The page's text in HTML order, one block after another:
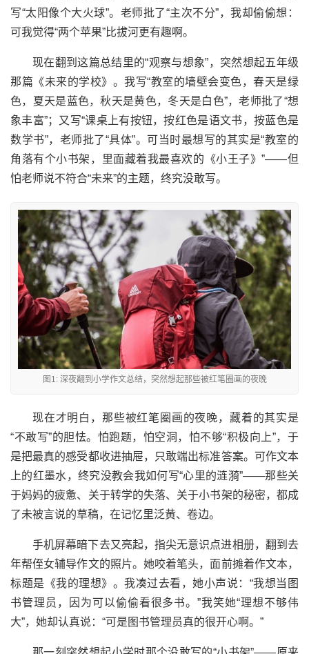
写“太阳像个大火球”。老师批了“主次不分”，我却偷偷想：
可我觉得“两个苹果”比拔河更有趣啊。
现在翻到这篇总结里的“观察与想象”，突然想起五年级
那篇《未来的学校》。我写“教室的墙壁会变色，春天是绿
色，夏天是蓝色，秋天是黄色，冬天是白色”，老师批了“想
象丰富”；又写“课桌上有按钮，按红色是语文书，按蓝色是
数学书”，老师批了“具体”。可当时最想写的其实是“教室的
角落有个小书架，里面藏着我最喜欢的《小王子》”——但
怕老师说不符合“未来”的主题，终究没敢写。
图1: 深夜翻到小学作文总结，突然想起那些被红笔圈画的夜晚
现在才明白，那些被红笔圈画的夜晚，藏着的其实是
“不敢写”的胆怯。怕跑题，怕空洞，怕不够“积极向上”，于
是把最真的感受都收进抽屉，只敢端出标准答案。可作文本
上的红墨水，终究没教会我如何写“心里的涟漪”——那些关
于妈妈的疲惫、关于转学的失落、关于小书架的秘密，都成
了未被言说的草稿，在记忆里泛黄、卷边。
手机屏幕暗下去又亮起，指尖无意识点进相册，翻到去
年帮侄女辅导作文的照片。她咬着笔头，面前摊着作文本，
标题是《我的理想》。我凑过去看，她小声说：“我想当图
书管理员，因为可以偷偷看很多书。”我笑她“理想不够伟
大”，她却认真说：“可是图书管理员真的很开心啊。”